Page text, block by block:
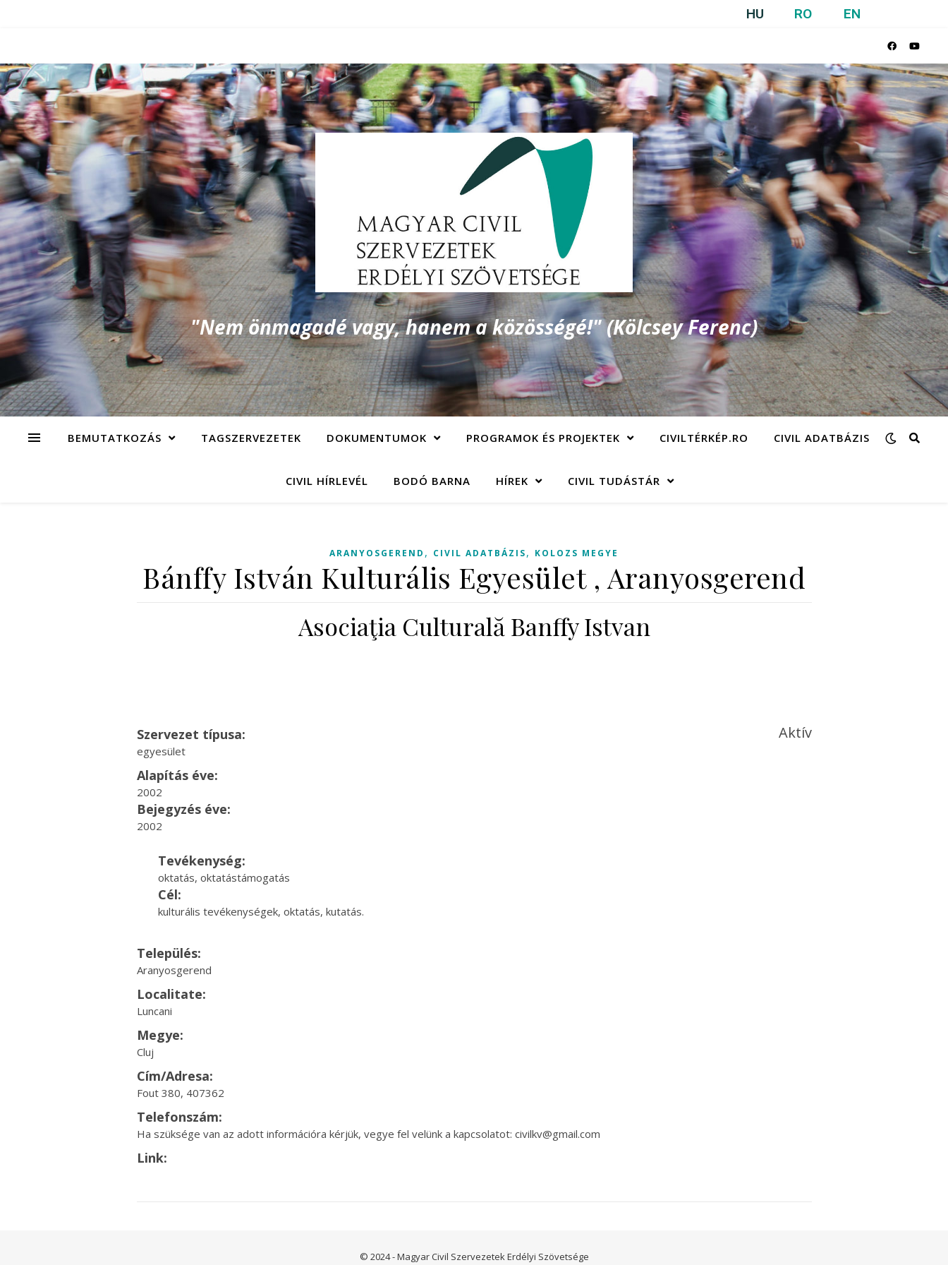
HU RO EN
"Nem önmagadé vagy, hanem a közösségé!" (Kölcsey Ferenc)
BEMUTATKOZÁS TAGSZERVEZETEK DOKUMENTUMOK PROGRAMOK ÉS PROJEKTEK CIVILTÉRKÉP.RO CIVIL ADATBÁZIS
CIVIL HÍRLEVÉL BODÓ BARNA HÍREK CIVIL TUDÁSTÁR
ARANYOSGEREND , CIVIL ADATBÁZIS, KOLOZS MEGYE
Bánffy István Kulturális Egyesület , Aranyosgerend
Asociaţia Culturală Banffy Istvan
Szervezet típusa:
egyesület
Aktív
Alapítás éve:
2002
Bejegyzés éve:
2002
Tevékenység:
oktatás, oktatástámogatás
Cél:
kulturális tevékenységek, oktatás, kutatás.
Település:
Aranyosgerend
Localitate:
Luncani
Megye:
Cluj
Cím/Adresa:
Fout 380, 407362
Telefonszám:
Ha szüksége van az adott információra kérjük, vegye fel velünk a kapcsolatot: civilkv@gmail.com
Link:
© 2024 - Magyar Civil Szervezetek Erdélyi Szövetsége